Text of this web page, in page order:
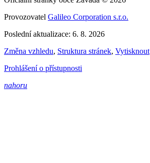
Provozovatel Galileo Corporation s.r.o.
Poslední aktualizace: 6. 8. 2026
Změna vzhledu, Struktura stránek, Vytisknout
Prohlášení o přístupnosti
nahoru